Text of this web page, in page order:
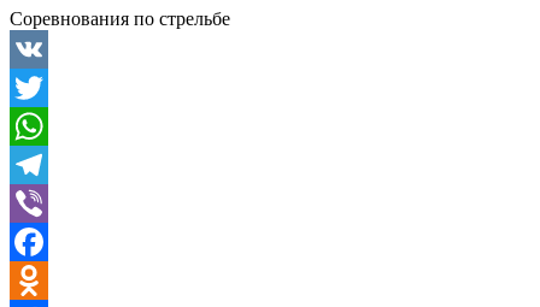
Соревнования по стрельбе
VK
Twitter
WhatsApp
Telegram
Viber
Facebook